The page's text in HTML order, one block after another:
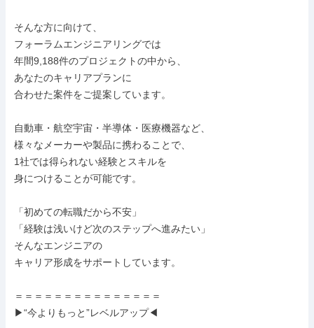
そんな方に向けて、
フォーラムエンジニアリングでは
年間9,188件のプロジェクトの中から、
あなたのキャリアプランに
合わせた案件をご提案しています。
自動車・航空宇宙・半導体・医療機器など、
様々なメーカーや製品に携わることで、
1社では得られない経験とスキルを
身につけることが可能です。
「初めての転職だから不安」
「経験は浅いけど次のステップへ進みたい」
そんなエンジニアの
キャリア形成をサポートしています。
＝＝＝＝＝＝＝＝＝＝＝＝＝＝＝
▶“今よりもっと”レベルアップ◀